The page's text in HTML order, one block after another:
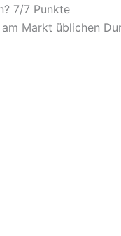
7/7 Punkte
Markt üblichen